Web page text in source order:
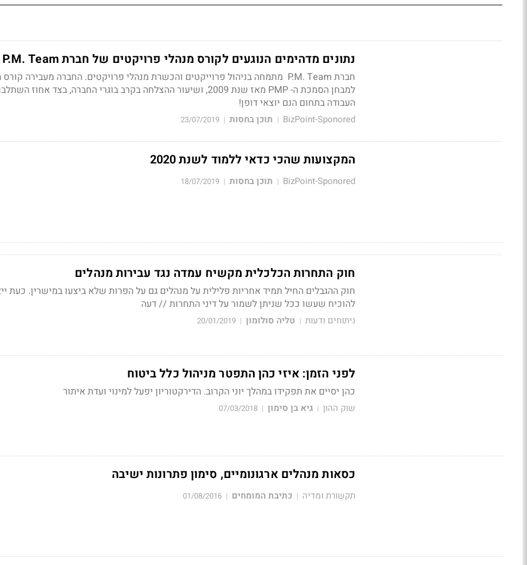
נתונים מדהימים הנוגעים לקורס מנהלי פרויקטים של חברת P.M. Team
חברת P.M. Team מתמחה בניהול פרוייקטים והכשרת מנהלי פרויקטים. החברה מעבירה קורס
למבחן הסמכת ה-PMP
מאז שנת 2009, ושיעור ההצלחה בקרב בוגרי החברה, בצד אחוז
העבודה בתחום הנם יוצאי דופן!
BizPoint-Sponored
| תוכן בחסות |
23/07/2019
המקצועות שהכי כדאי ללמוד לשנת 2020
BizPoint-Sponored
| תוכן בחסות |
18/07/2019
חוק התחרות הכלכלית מקשיח עמדה נגד עבירות מנהלים
חוק ההגבלים החיל תמיד אחריות פלילית על מנהלים גם על הפרות שלא ביצעו במישרין. כעת
להוכיח שעשו ככל שניתן לשמור על דיני התחרות // דעה
ניתוחים ודעות | טליה סולומון |
20/01/2019
לפני הזמן: איזי כהן התפטר מניהול כלל ביטוח
כהן יסיים את תפקידו במהלך יוני הקרוב. הדירקטוריון יפעל למינוי ועדת איתור
שוק ההון | גיא בן סימון |
07/03/2018
כסאות מנהלים ארגונומיים, סימון פתרונות ישיבה
תקשורת ומדיה | כתיבת המומחים |
01/08/2016